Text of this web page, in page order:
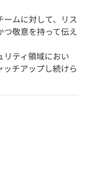
ームに対して、リス
敬意を持って伝え
リティ領域におい
チアップし続けら